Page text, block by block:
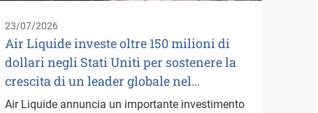
23/07/2026
Air Liquide investe oltre 150 milioni di
dollari negli Stati Uniti per sostenere la
crescita di un leader globale nel…
Air Liquide annuncia un importante investimento